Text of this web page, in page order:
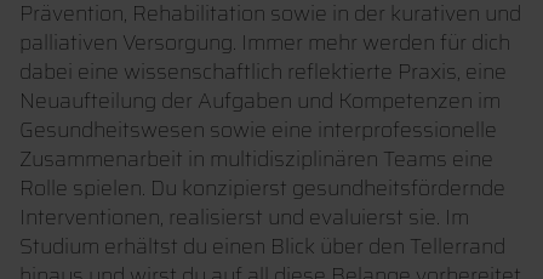
Prävention, Rehabilitation sowie in der kurativen und
palliativen Versorgung. Immer mehr werden für dich
dabei eine wissenschaftlich reflektierte Praxis, eine
Neuaufteilung der Aufgaben und Kompetenzen im
Gesundheitswesen sowie eine interprofessionelle
Zusammenarbeit in multidisziplinären Teams eine
Rolle spielen. Du konzipierst gesundheitsfördernde
Interventionen, realisierst und evaluierst sie. Im
Studium erhältst du einen Blick über den Tellerrand